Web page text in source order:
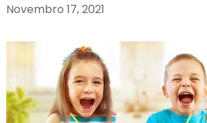
Novembro 17, 2021